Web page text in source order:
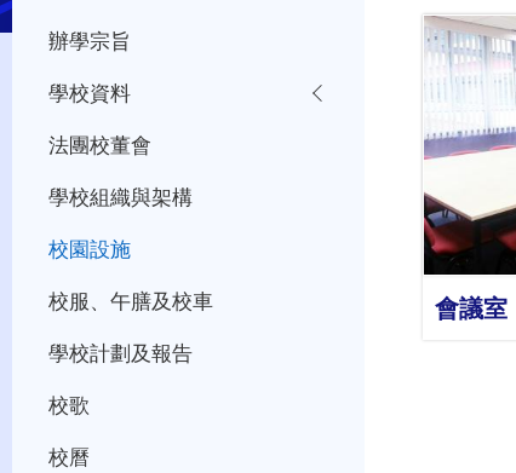
會議室
辦學宗旨
學校資料
法團校董會
學校組織與架構
校園設施
校服、午膳及校車
學校計劃及報告
校歌
校曆